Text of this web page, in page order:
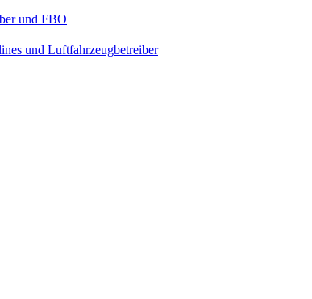
und FBO
und Luftfahrzeugbetreiber